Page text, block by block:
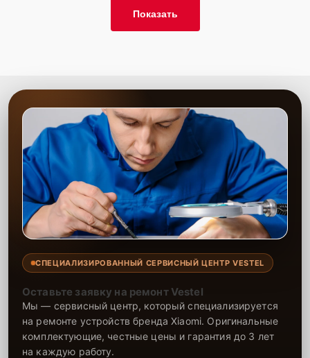
Показать
СПЕЦИАЛИЗИРОВАННЫЙ СЕРВИСНЫЙ ЦЕНТР VESTEL
Оставьте заявку на ремонт Vestel
Мы — сервисный центр, который специализируется
на ремонте устройств бренда Xiaomi. Оригинальные
комплектующие, честные цены и гарантия до 3 лет
на каждую работу.